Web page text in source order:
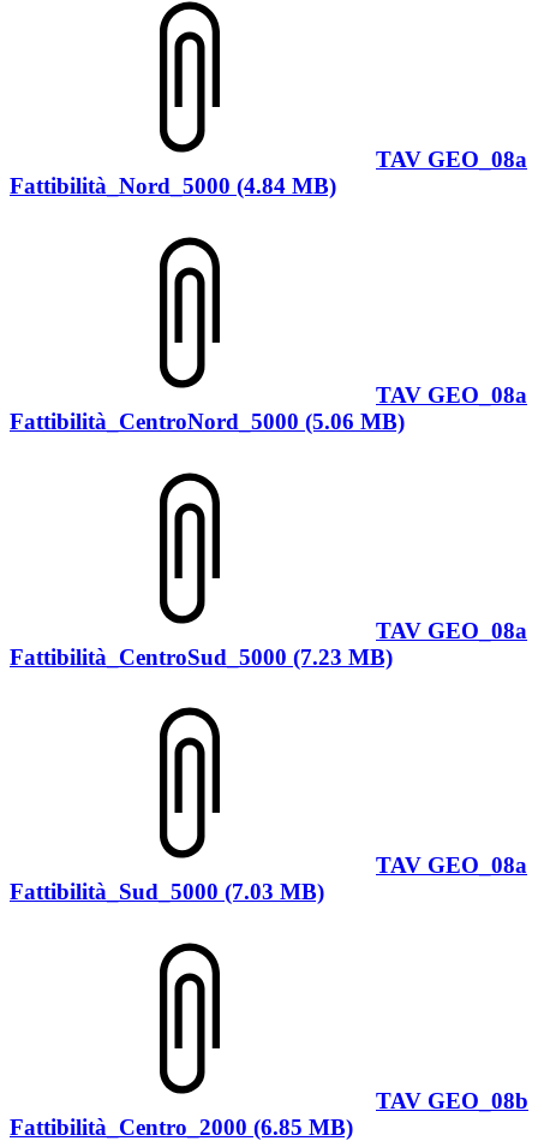
TAV GEO_08a
Fattibilità_Nord_5000 (4.84 MB)
TAV GEO_08a
Fattibilità_CentroNord_5000 (5.06 MB)
TAV GEO_08a
Fattibilità_CentroSud_5000 (7.23 MB)
TAV GEO_08a
Fattibilità_Sud_5000 (7.03 MB)
TAV GEO_08b
Fattibilità_Centro_2000 (6.85 MB)